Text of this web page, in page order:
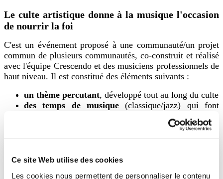
Ce site Web utilise des cookies
Les cookies nous permettent de personnaliser le contenu
Le culte artistique donne à la musique l'occasion
de nourrir la foi
C'est un événementproposé à une communauté/un projet
commun de plusieurs communautés, co-construit et réalisé
avec l'équipe Crescendo etdes musiciens professionnels de
haut niveau. Il est constitué des éléments suivants :
un thème percutant, développé tout au long du culte
des temps de musique (classique/jazz) qui font
, arrangés et joués par les
musiciens professionnels
paroissiens en collaboration avec l'équipe Crescendo